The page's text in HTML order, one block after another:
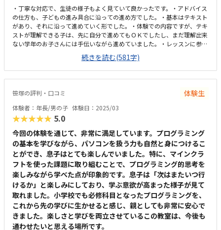
・丁寧な対応で、生徒の様子もよく見ていて良かったです。・アドバイス
の仕方も、子どもの進み具合に沿っての進め方でした。・基本はテキスト
があり、それに沿って進めていく形でした。・体験での内容ですが、テキ
ストが理解できる子は、先に自分で進めてもＯＫでしたし、まだ理解出来
ない学年のお子さんには手伝いながら進めていました。・レッスンに参加
している子たちは、タイピングからはじめていました。・立地としては駅
前、駐輪施設も周囲に沢山あるためとても便利です。学年があがれば、子
どもだけでも通うのに不安はありません。・ＰＣは、キーボードが光った
りと子どもが楽しくなりそうな雰囲気でした。・少し暗い施設かなと感じ
明るいため。プログラミング教室がＰＣ用に暗め設定でしたら、申し訳ご
ざいません。）・教室が、レッスンだけの専用ではない？ので、一般の方
も利用していたのが少し気になりました。他のプログラミング教室と比較
しても同じような金額なので、平均的と感じます。他の運動等よりは少し
高め、また専用の教室（場所）ではないと考えると少し高めの設定と感じ
ました。・子どもは、マイクラでプログラミングが学べる（遊べる）とい
うのが楽しかったとのことです。・親としては、テキストを見ながら考え
る時間等あがあり良かったと感じています。
続きを読む(581字)
笹塚の評判・口コミ 体験生
体験者：年長/男の子 体験日：2025/03
★★★★★ 5.0
今回の体験を通じて、非常に満足しています。プログラミング
の基本を学びながら、パソコンを扱う力も自然と身につけるこ
とができ、息子はとても楽しんでいました。特に、マインクラ
フトを使った課題に取り組むことで、プログラミング的思考を
楽しみながら学べた点が印象的です。息子は「次はまたいつ行
けるか」と楽しみにしており、学ぶ意欲が高まった様子が見て
取れました。小学校でも必修科目となったプログラミングを、
これから先の学びに生かせると感じ、親としても非常に安心で
きました。楽しさと学びを両立させているこの教室は、今後も
通わせたいと思える場所です。